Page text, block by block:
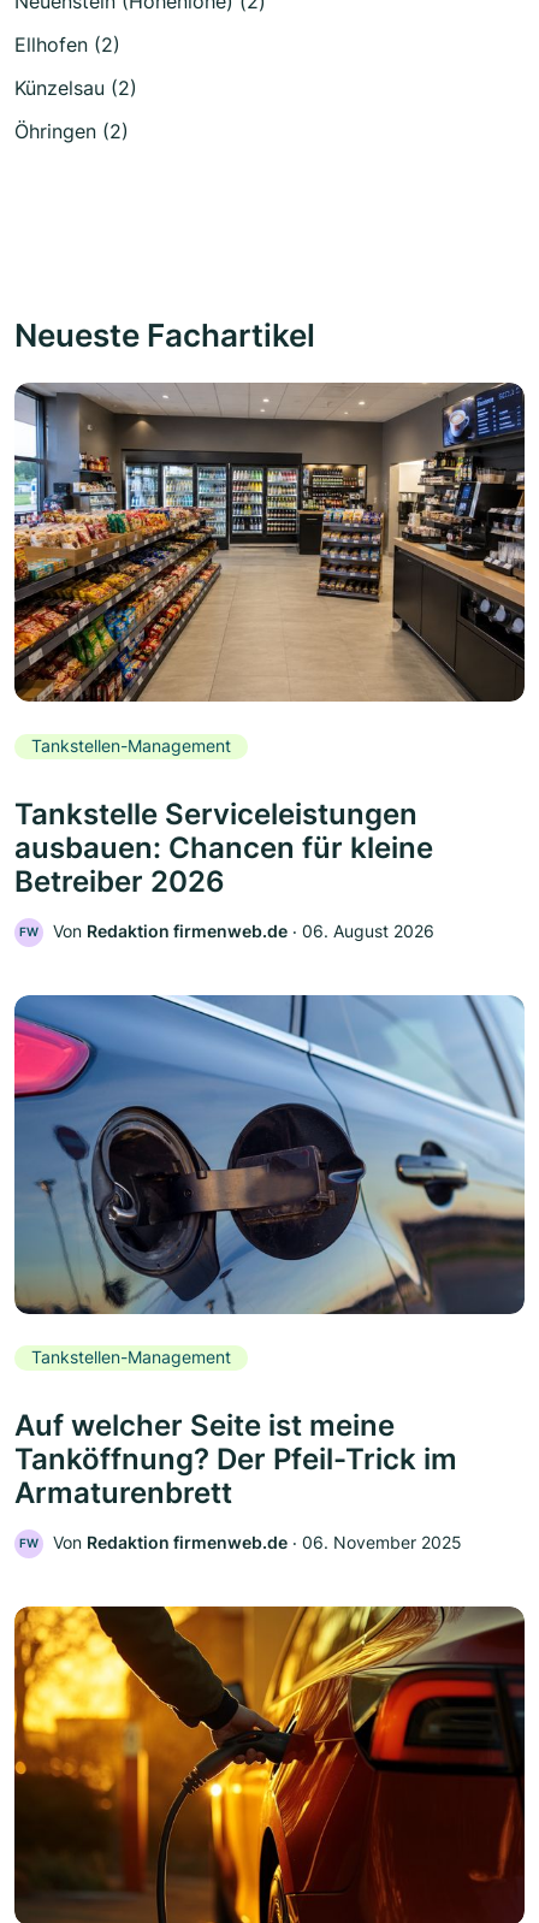
Ellhofen (2)
Künzelsau (2)
Öhringen (2)
Neueste Fachartikel
Tankstellen-Management
Tankstelle Serviceleistungen
ausbauen: Chancen für kleine
Betreiber 2026
FW Von Redaktion firmenweb.de ‧ 06. August 2026
Tankstellen-Management
Auf welcher Seite ist meine
Tanköffnung? Der Pfeil-Trick im
Armaturenbrett
FW Von Redaktion firmenweb.de ‧ 06. November 2025